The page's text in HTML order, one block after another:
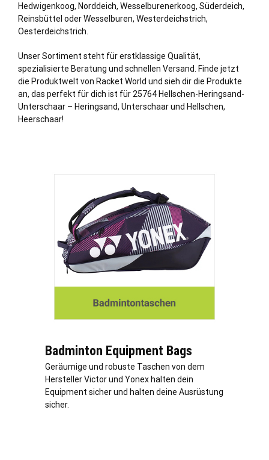
Hedwigenkoog, Norddeich, Wesselburenerkoog, Süderdeich,
Reinsbüttel oderWesselburen, Westerdeichstrich,
Oesterdeichstrich
Unser Sortiment steht für erstklassige Qualität,
spezialisierte Beratung und schnellen Versand. Finde jetzt
die Produktwelt von Racket World und sieh dir die Produkte
an, das perfekt für dich ist für 25764 Hellschen-Heringsand-
Unterschaar – Heringsand, Unterschaar und Hellschen,
Heerschaar!
Badminton Equipment Bags
Geräumige und robuste Taschen von dem
Hersteller Victor und Yonex halten dein
Equipment sicher und halten deine Ausrüstung
sicher.